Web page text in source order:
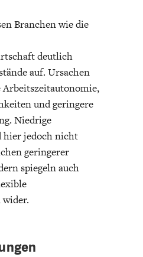
USA
Branchen wie die
deutlich
auf. Ursachen
und geringere
Niedrige
hier jedoch nicht
geringerer
spiegeln auch